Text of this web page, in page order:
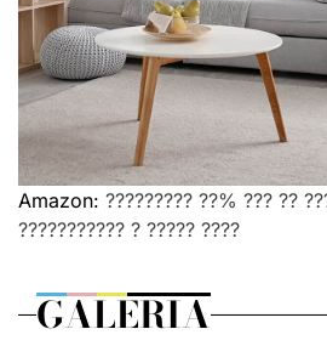
Amazon: ????????? ??% ??? ??
??????????? ? ????? ????
GALERIA